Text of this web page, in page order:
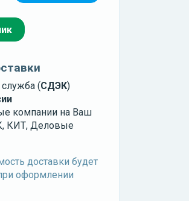
служба (СДЭК)
компании на Ваш
КИТ, Деловые
доставки будет
оформлении